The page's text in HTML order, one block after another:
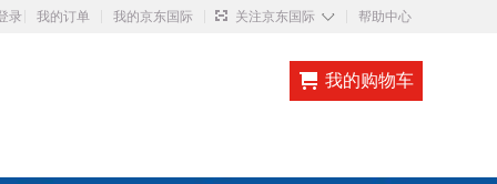
录 我的订单 我的京东国际 关注京东国际 ◇ 帮助中心
我的购物车